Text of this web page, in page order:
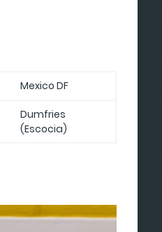
Mexico DF
Dumfries
(Escocia)